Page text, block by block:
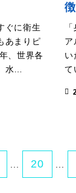
ぐに衛生
あまりピ
、世界各
水…
ア
い
て
20